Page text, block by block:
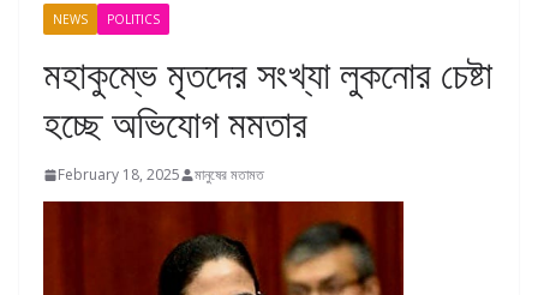
NEWS POLITICS
মহাকুম্ভে মৃতদের সংখ্যা লুকনোর চেষ্টা
হচ্ছে অভিযোগ মমতার
February 18, 2025 মানুষের মতামত